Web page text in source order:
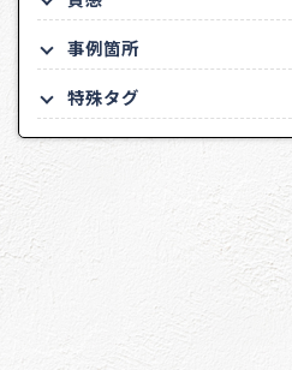
事例箇所
特殊タグ